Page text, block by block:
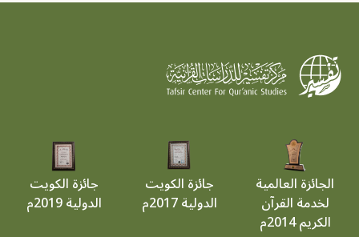
الجائزة العالمية
لخدمة القرآن
الكريم 2014م
جائزة الكويت
الدولية 2017م
جائزة الكويت
الدولية 2019م